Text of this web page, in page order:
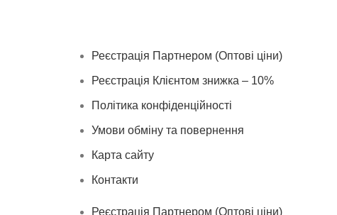
Реєстрація Партнером (Оптові ціни)
Реєстрація Клієнтом знижка – 10%
Політика конфіденційності
Умови обміну та повернення
Карта сайту
Контакти
Реєстрація Партнером (Оптові ціни)